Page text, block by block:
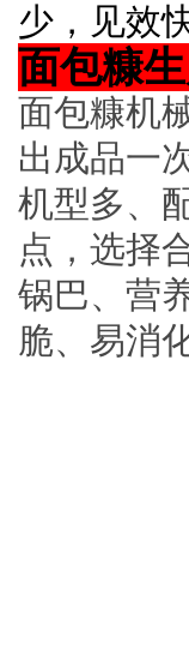
少，见效
面包糠
面包糠机
出成品一
机型多、
点，选择
锅巴、营
脆、易消